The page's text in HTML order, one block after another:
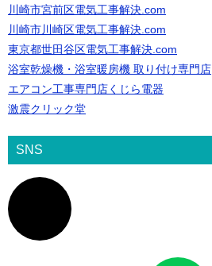
川崎市宮前区電気工事解決.com
川崎市川崎区電気工事解決.com
東京都世田谷区電気工事解決.com
浴室乾燥機・浴室暖房機 取り付け専門店
エアコン工事専門店くじら電器
激震クリック堂
SNS
イ
コ
ン
リ